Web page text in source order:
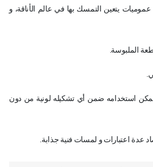
يتعين التمسك بها في عالم الأناقة، و
الملبوسة.
استخدامه ضمن أي تشكيله لونية من دون
عدة اعتبارات و لمسات فنية جذابة.